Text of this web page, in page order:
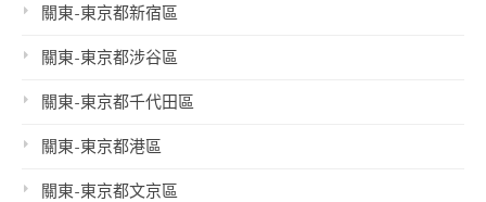
關東-東京都新宿區
關東-東京都涉谷區
關東-東京都千代田區
關東-東京都港區
關東-東京都文京區